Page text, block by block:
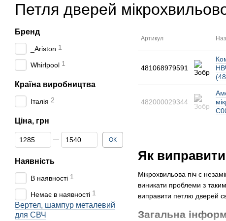
Петля дверей
Як
Мікрохвильова піч є
виникати проблеми з
виправити петлю дверей
Загальна
Артикул
481068979591
482000029344
Бренд
_Ariston 1
Whirlpool 1
Країна виробництва
Італія 2
Ціна, грн
Від Ціна, грн
До Ціна, грн ОК
Наявність
В наявності 1
Немає в наявності 1
Вертел, шампур металевий
для СВЧ